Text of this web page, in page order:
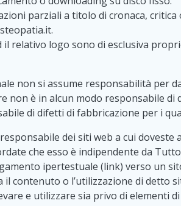
parziali a titolo di cronaca,
relativo logo sono di esclusiva
non si assume responsabilità
non è in alcun modo responsabile
di difetti di fabbricazione per i
dei siti web a cui
che esso è indipendente da
ipertestuale (link) verso un
il contenuto o l’utilizzazione di detto
e utilizzare sia privo di elementi